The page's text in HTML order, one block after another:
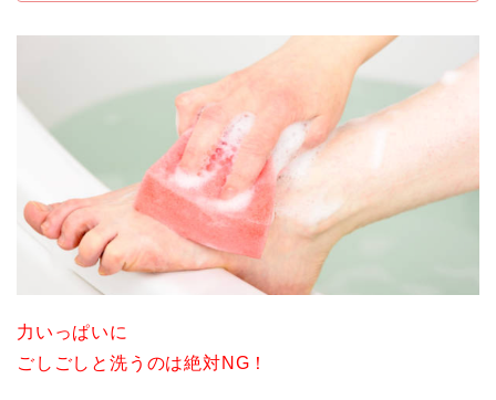
力いっぱいに
ごしごしと洗うのは絶対NG！